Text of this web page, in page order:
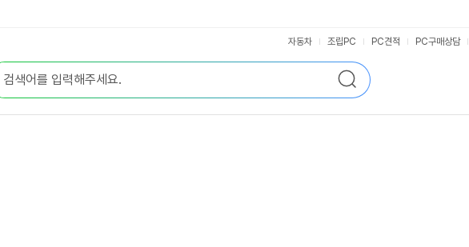
검
색
자동차 조립PC PC견적 PC구매상담